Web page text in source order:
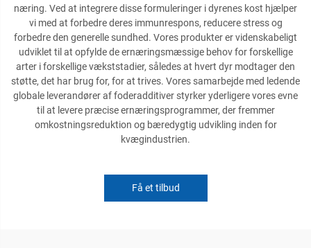
næring. Ved at integrere disse formuleringer i dyrenes kost hjælper
vi med at forbedre deres immunrespons, reducere stress og
forbedre den generelle sundhed. Vores produkter er videnskabeligt
udviklet til at opfylde de ernæringsmæssige behov for forskellige
arter i forskellige vækststadier, således at hvert dyr modtager den
støtte, det har brug for, for at trives. Vores samarbejde med ledende
globale leverandører af foderadditiver styrker yderligere vores evne
til at levere præcise ernæringsprogrammer, der fremmer
omkostningsreduktion og bæredygtig udvikling inden for
kvægindustrien.
Få et tilbud